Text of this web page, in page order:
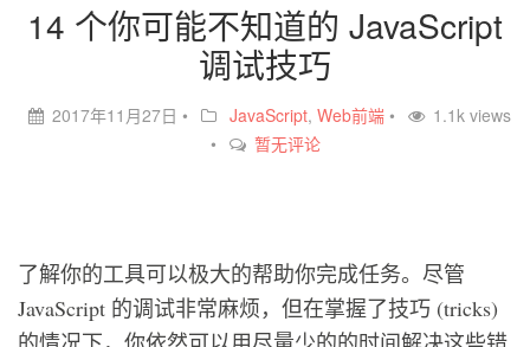
14 个你可能不知道的 JavaScript
调试技巧
2017年11月27日 • JavaScript, Web前端•
1.1k views
•
暂无评论
了解你的工具可以极大的帮助你完成任务。尽管
JavaScript 的调试非常麻烦，但在掌握了技巧 (tricks)